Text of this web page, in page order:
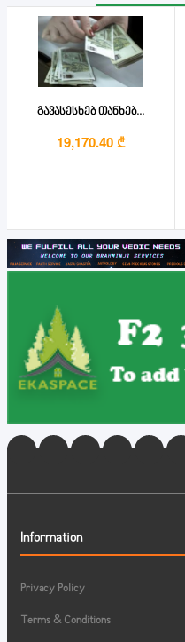
გავასესხებ თანხებ...
19,170.40 ₾
Information
Privacy Policy
Terms & Conditions